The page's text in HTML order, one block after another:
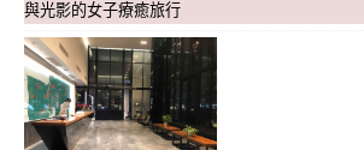
與光影的女子療癒旅行